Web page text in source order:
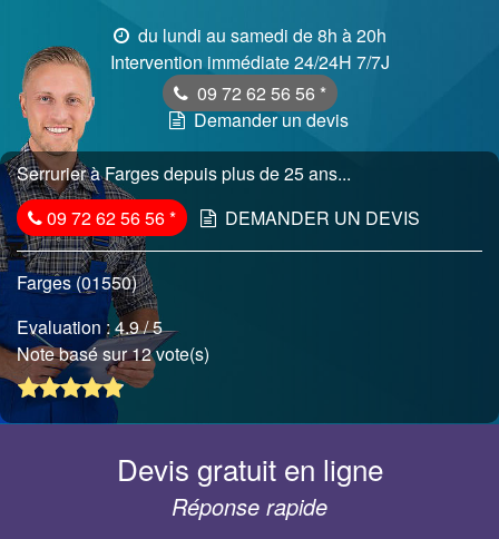
du lundi au samedi de 8h à 20h
Intervention immédiate 24/24H 7/7J
09 72 62 56 56 *
Demander un devis
Serrurier à Farges depuis plus de 25 ans...
09 72 62 56 56* DEMANDER UN DEVIS
Farges (01550)
Evaluation :4.9/ 5
Note basé sur 12 vote(s)
Devis gratuit en ligne
Réponse rapide